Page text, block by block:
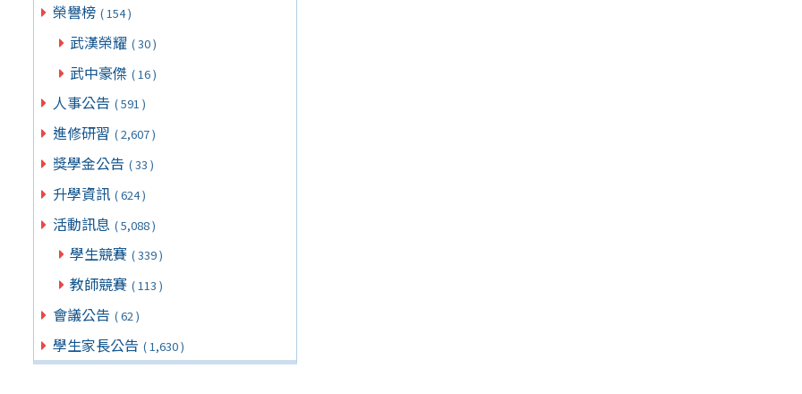
榮譽榜 ( 154 )
武漢榮耀 ( 30 )
武中豪傑 ( 16 )
人事公告 ( 591 )
進修研習 ( 2,607 )
獎學金公告 ( 33 )
升學資訊 ( 624 )
活動訊息 ( 5,088 )
學生競賽 ( 339 )
教師競賽 ( 113 )
會議公告 ( 62 )
學生家長公告 ( 1,630 )